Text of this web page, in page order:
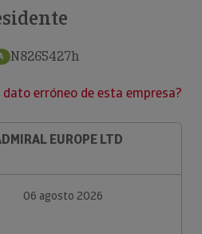
N8265427h
erróneo de esta empresa?
EUROPE LTD
06 agosto 2026